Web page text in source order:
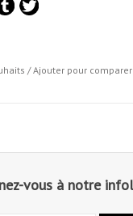
assurés.
/Ajouter pour comparer
vous à notre